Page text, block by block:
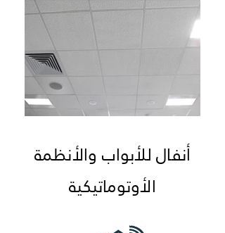
أنفال للأبواب والأنظمة
الأوتوماتيكية